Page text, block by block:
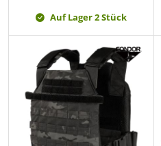
Auf Lager 2 Stück